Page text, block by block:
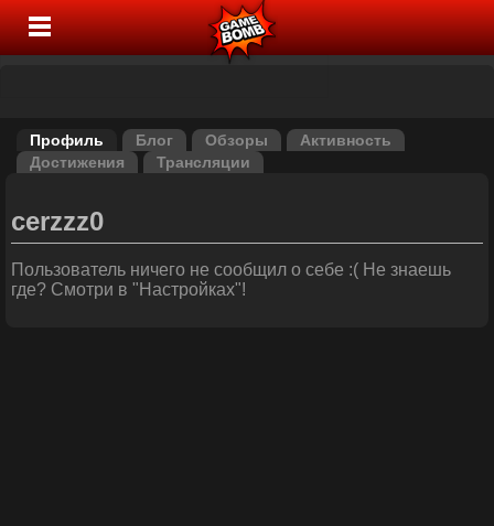
Профиль Блог Обзоры
Активность
Достижения
Трансляции
cerzzz0
Пользователь ничего не сообщил о себе :( Не знаешь
где? Смотри в "Настройках"!